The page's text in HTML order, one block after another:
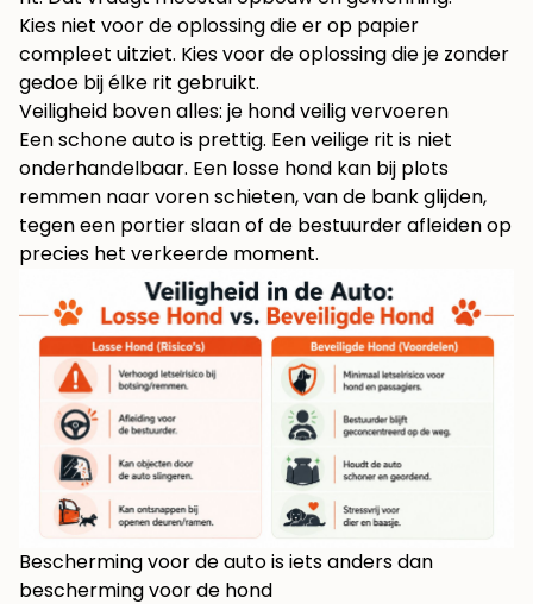
Kies niet voor de oplossing die er op papier
compleet uitziet. Kies voor de oplossing die je zonder
gedoe bij élke rit gebruikt.
Veiligheid boven alles: je hond veilig vervoeren
Een schone auto is prettig. Een veilige rit is niet
onderhandelbaar. Een losse hond kan bij plots
remmen naar voren schieten, van de bank glijden,
tegen een portier slaan of de bestuurder afleiden op
precies het verkeerde moment.
Bescherming voor de auto is iets anders dan
bescherming voor de hond